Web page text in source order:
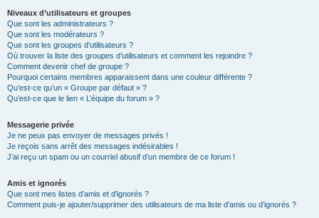
Niveaux d’utilisateurs et groupes
Que sont les administrateurs ?
Que sont les modérateurs ?
Que sont les groupes d’utilisateurs ?
Où trouver la liste des groupes d’utilisateurs et comment les rejoindre ?
Comment devenir chef de groupe ?
Pourquoi certains membres apparaissent dans une couleur différente ?
Qu’est-ce qu’un « Groupe par défaut » ?
Qu’est-ce que le lien « L’équipe du forum » ?
Messagerie privée
Je ne peux pas envoyer de messages privés !
Je reçois sans arrêt des messages indésirables !
J’ai reçu un spam ou un courriel abusif d’un membre de ce forum !
Amis et ignorés
Que sont mes listes d’amis et d’ignorés ?
Comment puis-je ajouter/supprimer des utilisateurs de ma liste d’amis ou d’ignorés ?